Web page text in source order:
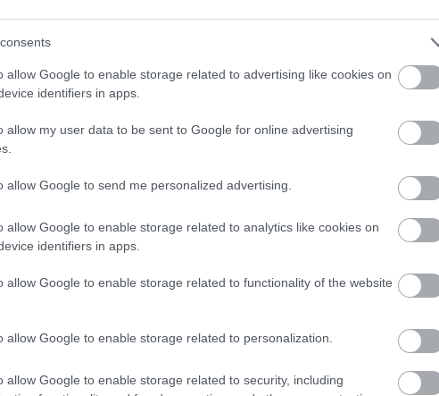
allow Google to enable storage related to advertising like cookies on
identifiers in apps.
allow my user data to be sent to Google for online advertising
allow Google to send me personalized advertising.
allow Google to enable storage related to analytics like cookies on
identifiers in apps.
allow Google to enable storage related to functionality of the website
allow Google to enable storage related to personalization.
allow Google to enable storage related to security, including
és viselkedésminták meghatározóak abban,
hogy hogyan látjuk a világot, hogyan
kapcsolatainkat. A személyiségfejlesztés
1. Jobban megismerjék saját magukat: Az
felismerhetik erősségeiket, gyengeségeiket,
érdeklődési körüket és motivációikat.
2. Fejlesszék kommunikációs készségeiket: A
kialakításához.
3. Növeljék önbizalmukat: Az önbizalom
Tovább...
EGYÉB